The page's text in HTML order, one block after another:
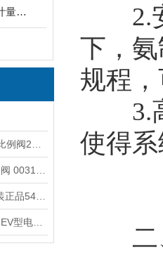
prominent/普罗名特计量泵系列
2.安
下，
规程
3.高
使得
二、